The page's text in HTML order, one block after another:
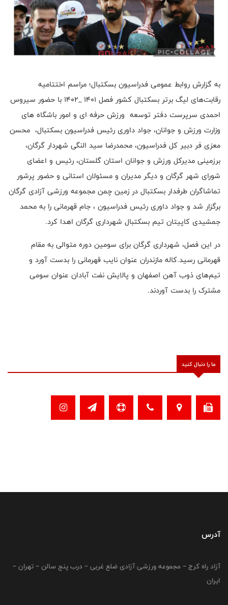
به گزارش روابط عمومی فدراسیون بسکتبال؛ مراسم اختتامیه
رقابت‌های لیگ برتر بسکتبال کشور فصل ۱۴۰۱ _۱۴۰۲ با حضور سیروس
احمدی سرپرست دفتر توسعه ورزش حرفه ای و امور باشگاه های
وزارت ورزش و جوانان، جواد داوری رئیس فدراسیون بسکتبال، محسن
معزی فر دبیر کل فدراسیون، محمدرضا سید النگی شهردار گرگان،
برزمینی مدیرکل ورزش و جوانان استان گلستان، رئیس و اعضای
شورای شهر گرگان و دیگر مدیران و مسئولان استانی و حضور پرشور
تماشاگران طرفدار بسکتبال در زمین چمن مجموعه ورزشی آزادی گرگان
برگزار شد و جواد داوری رئیس فدراسیون ، جام قهرمانی را به محمد
جمشیدی کاپیتان تیم بسکتبال شهرداری گرگان اهدا کرد.
در این فصل، شهرداری گرگان برای سومین دوره متوالی به مقام
قهرمانی رسید.کاله مازندران عنوان نایب قهرمانی را بدست آورد و
تیم‌های ذوب آهن اصفهان و پالایش نفت آبادان عنوان سومی
مشترک را بدست آوردند.
ما را دنبال کنید
آدرس
آزاد راه کرج – مجموعه ورزشی آزادی ضلع غربی – درب پنج سالن – تهران –
ایران